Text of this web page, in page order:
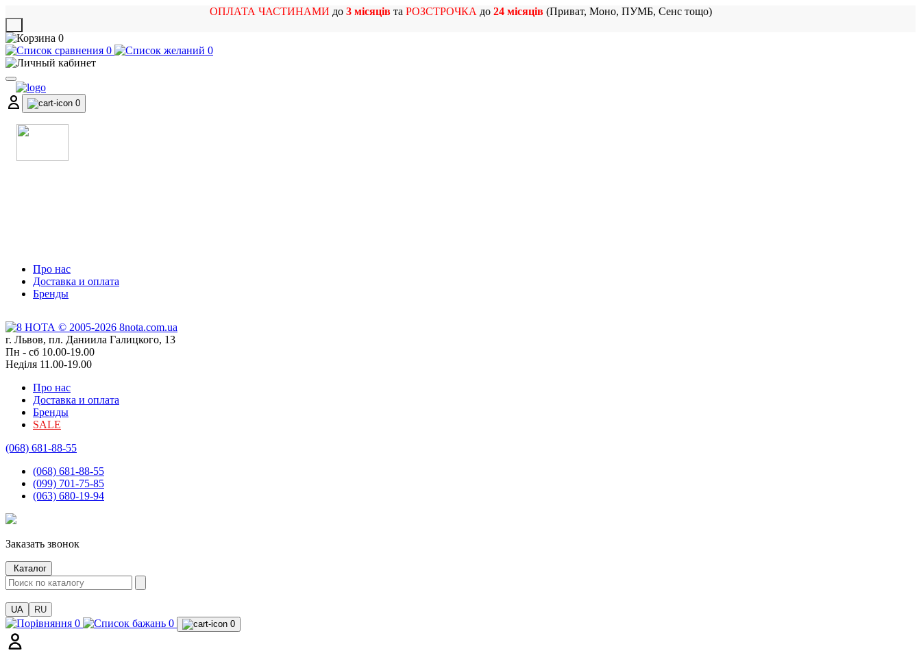
ОПЛАТА ЧАСТИНАМИ до 3 місяцівта РОЗСТРОЧКА до 24 місяців(Приват, Моно, ПУМБ, Сенс тощо)
0
0
0
0
Про нас
Доставка и оплата
Бренды
г. Львов, пл. Даниила Галицкого, 13
Пн - сб 10.00-19.00
Неділя 11.00-19.00
Про нас
Доставка и оплата
Бренды
SALE
(068) 681-88-55
(068) 681-88-55
(099) 701-75-85
(063) 680-19-94
Заказать звонок
Каталог
UA RU
0 0 0